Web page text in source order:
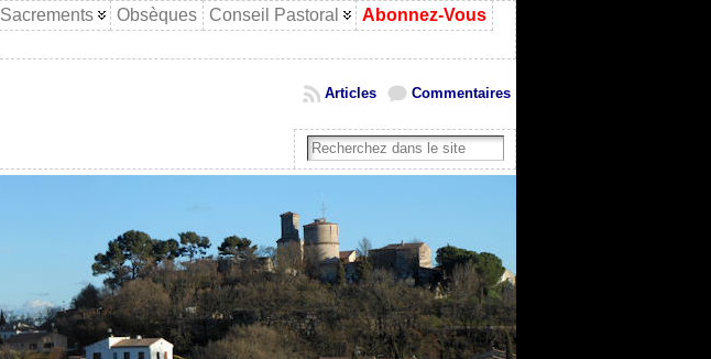
Sacrements Obsèques Conseil Pastoral
Abonnez-Vous
Commentaires
Articles